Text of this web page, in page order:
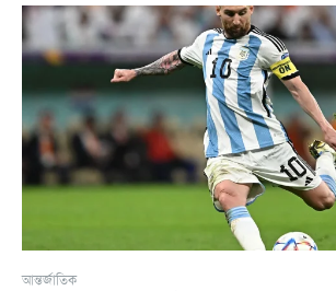
আন্তর্জাতিক